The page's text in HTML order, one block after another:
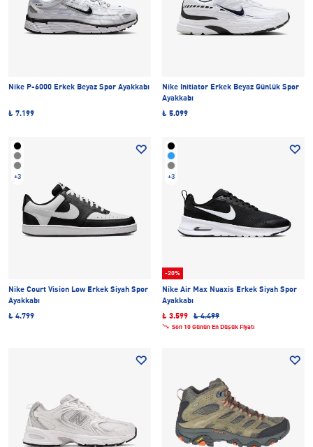
Nike P-6000 Erkek Beyaz Spor Ayakkabı
₺ 7.199
Nike Initiator Erkek Beyaz Günlük Spor
Ayakkabı
₺ 5.099
+3
Nike Court Vision Low Erkek Siyah Spor
Ayakkabı
₺ 4.799
+3
-20%
Nike Air Max Nuaxis Erkek Siyah Spor
Ayakkabı
₺ 3.599
₺ 4.499
Son 10 Günün En Düşük Fiyatı